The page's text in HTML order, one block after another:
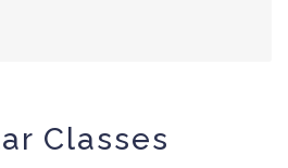
Classes